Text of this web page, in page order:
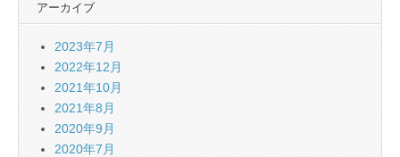
アーカイブ
2023年7月
2022年12月
2021年10月
2021年8月
2020年9月
2020年7月